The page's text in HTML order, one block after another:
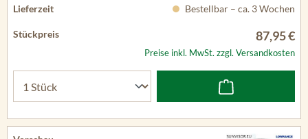
Bestellbar – ca. 3 Wochen
87,95 €
Preise inkl. MwSt. zzgl. Versandkosten